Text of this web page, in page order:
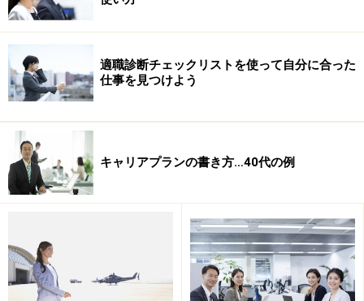
適職診断チェックリストを使って自分に合った
仕事を見つけよう
キャリアプランの書き方…40代の例